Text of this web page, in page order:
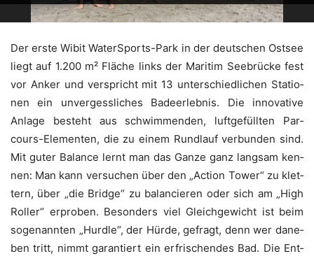
Der ers­te Wibit Water­Sports-Park in der deut­schen Ost­see
liegt auf 1.200 m² Flä­che links der Mari­tim See­brü­cke fest
vor Anker und ver­spricht mit 13 unter­schied­li­chen Sta­tio­
nen ein unver­gess­li­ches Bade­er­leb­nis. Die inno­va­ti­ve
Anla­ge besteht aus schwim­men­den, luft­ge­füll­ten Par­
cours-Ele­men­ten, die zu einem Rund­lauf ver­bun­den sind.
Mit guter Balan­ce lernt man das Gan­ze ganz lang­sam ken­
nen: Man kann ver­su­chen über den „Action Tower“ zu klet­
tern, über „die Bridge“ zu balan­cie­ren oder sich am „High
Rol­ler“ erpro­ben. Beson­ders viel Gleich­ge­wicht ist beim
soge­nann­ten „Hurd­le“, der Hür­de, gefragt, denn wer dane­
ben tritt, nimmt garan­tiert ein erfri­schen­des Bad. Die Ent­